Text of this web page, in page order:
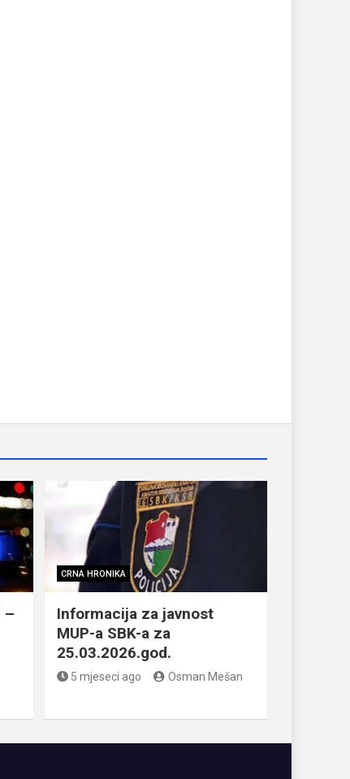
–
CRNA HRONIKA
Informacija za javnost
MUP-a SBK-a za
25.03.2026.god.
5 mjeseci ago Osman Mešan